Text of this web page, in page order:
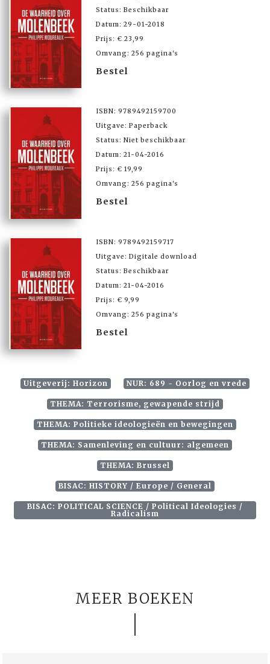
Status: Beschikbaar
Datum: 29-01-2018
Prijs: € 23,99
Omvang: 256 pagina's
Bestel
ISBN: 9789492159700
Uitgave: Paperback
Status: Niet beschikbaar
Datum: 21-04-2016
Prijs: € 19,99
Omvang: 256 pagina's
Bestel
ISBN: 9789492159717
Uitgave: Digitale download
Status: Beschikbaar
Datum: 21-04-2016
Prijs: € 9,99
Omvang: 256 pagina's
Bestel
Uitgeverij: Horizon NUR: 689 - Oorlog en vrede
THEMA: Terrorisme, gewapende strijd
THEMA: Politieke ideologieën en bewegingen
THEMA: Samenleving en cultuur: algemeen
THEMA: Brussel
BISAC: HISTORY / Europe / General
BISAC: POLITICAL SCIENCE / Political Ideologies /
Radicalism
MEER BOEKEN